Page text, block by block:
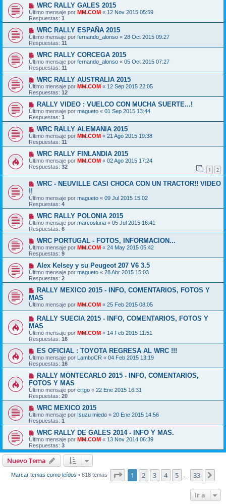
WRC RALLY GALES 2015
Último mensaje por MM.COM « 12 Nov 2015 05:59
Respuestas: 1
WRC RALLY ESPAÑA 2015
Último mensaje por fernando_alonso « 28 Oct 2015 09:27
Respuestas: 11
WRC RALLY CORCEGA 2015
Último mensaje por fernando_alonso « 05 Oct 2015 07:27
Respuestas: 11
WRC RALLY AUSTRALIA 2015
Último mensaje por MM.COM « 12 Sep 2015 22:05
Respuestas: 12
RALLY VIDEO : VUELCO CON MUCHA SUERTE...!
Último mensaje por magueto « 01 Sep 2015 13:44
Respuestas: 1
WRC RALLY ALEMANIA 2015
Último mensaje por MM.COM « 21 Ago 2015 19:38
Respuestas: 11
WRC RALLY FINLANDIA 2015
Último mensaje por MM.COM « 02 Ago 2015 17:24
Respuestas: 32 1 2
WRC - NEUVILLE CASI CHOCA CON UN TRACTOR!! VIDEO
!!
Último mensaje por magueto « 09 Jul 2015 15:02
Respuestas: 4
WRC RALLY POLONIA 2015
Último mensaje por marcosluna « 05 Jul 2015 16:41
Respuestas: 6
WRC PORTUGAL - FOTOS, INFORMACION...
Último mensaje por MM.COM « 24 May 2015 05:42
Respuestas: 9
Alex Kelsey y su Peugeot 207 V6 3.5
Último mensaje por magueto « 28 Abr 2015 15:03
Respuestas: 2
RALLY MEXICO 2015 - INFO, COMENTARIOS, FOTOS Y
MAS
Último mensaje por MM.COM « 25 Feb 2015 08:05
RALLY SUECIA 2015 - INFO, COMENTARIOS, FOTOS Y
MAS
Último mensaje por MM.COM « 14 Feb 2015 11:51
Respuestas: 16
ES OFICIAL : TOYOTA REGRESA AL WRC !!!
Último mensaje por LamboCR « 04 Feb 2015 13:19
Respuestas: 16
RALLY MONTECARLO 2015 - INFO, COMENTARIOS,
FOTOS Y MAS
Último mensaje por crtgo « 22 Ene 2015 16:31
Respuestas: 20
WRC MEXICO 2015
Último mensaje por Isuzu miedo « 20 Ene 2015 14:56
Respuestas: 1
WRC RALLY DE GALES 2014 - INFO Y MAS.
Último mensaje por MM.COM « 13 Nov 2014 06:39
Respuestas: 3
Nuevo Tema
Marcar temas como leídos • 818 temas Página de 33
1 2 3 4 5 33
Ir a